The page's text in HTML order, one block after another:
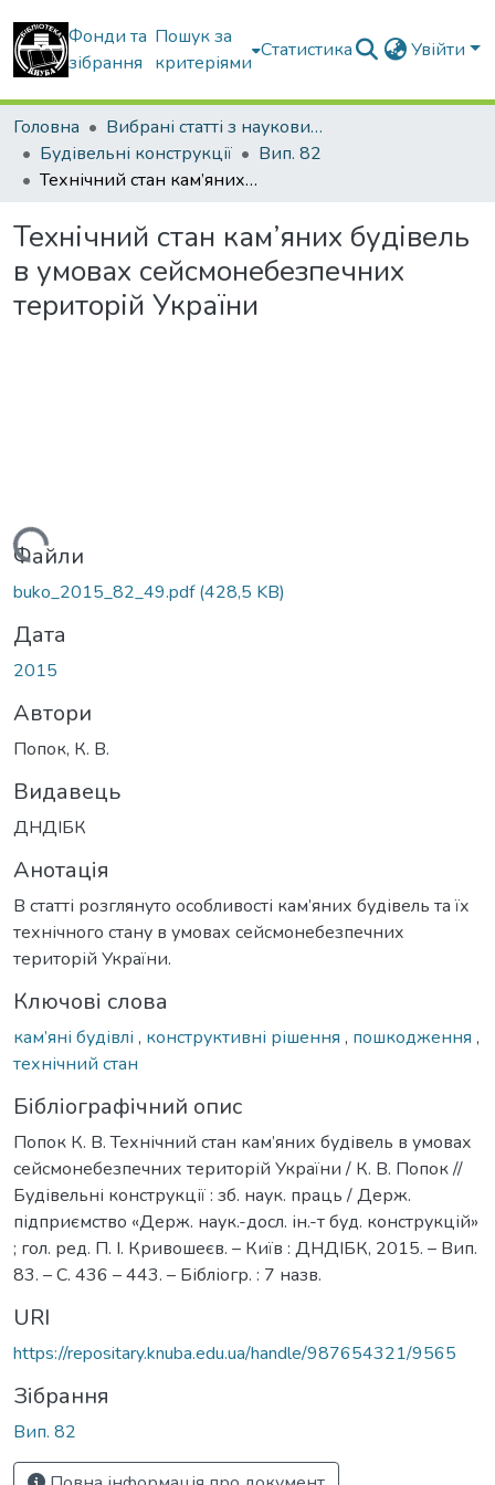
Фонди та
зібрання
Пошук за
критеріями
Статистика Увійти
Головна
Вибрані статті з наукових збірників КНУБА
Будівельні конструкції
Вип. 82
Технічний стан кам’яних будівель в умовах сейсмонебезпечних територій України
Технічний стан кам’яних будівель
в умовах сейсмонебезпечних
територій України
Вантажиться...
Файли
buko_2015_82_49.pdf(428,5 KB)
Дата
2015
Автори
Попок, К. В.
Видавець
ДНДІБК
Анотація
В статті розглянуто особливості кам’яних будівель та їх
технічного стану в умовах сейсмонебезпечних
територій України.
Ключові слова
кам’яні будівлі , конструктивні рішення , пошкодження ,
технічний стан
Бібліографічний опис
Попок К. В. Технічний стан кам’яних будівель в умовах
сейсмонебезпечних територій України / К. В. Попок //
Будівельні конструкції : зб. наук. праць / Держ.
підприємство «Держ. наук.-досл. ін.-т буд. конструкцій»
; гол. ред. П. І. Кривошеєв. – Київ : ДНДІБК, 2015. – Вип.
83. – С. 436 – 443. – Бібліогр. : 7 назв.
URI
https://repositary.knuba.edu.ua/handle/987654321/9565
Зібрання
Вип. 82